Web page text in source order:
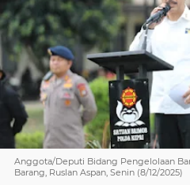
Anggota/Deputi Bidang Pengelolaan
Barang, Ruslan Aspan, Senin (8/12/2025)